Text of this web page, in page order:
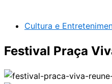
Cultura e
Festival Praça